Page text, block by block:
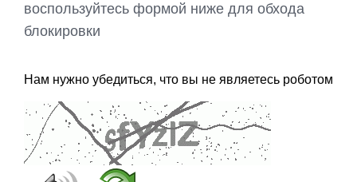
воспользуйтесь формой ниже для обхода
блокировки
Нам нужно убедиться, что вы не являетесь роботом